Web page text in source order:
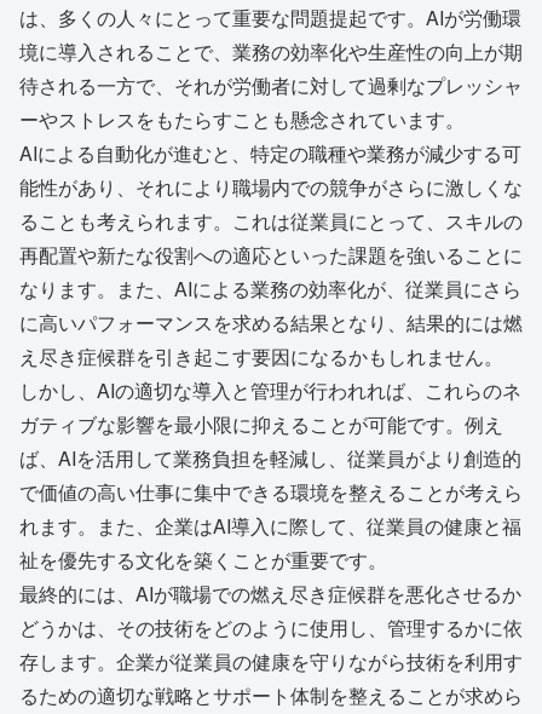
は、多くの人々にとって重要な問題提起です。AIが労働環
境に導入されることで、業務の効率化や生産性の向上が期
待される一方で、それが労働者に対して過剰なプレッシャ
ーやストレスをもたらすことも懸念されています。
AIによる自動化が進むと、特定の職種や業務が減少する可
能性があり、それにより職場内での競争がさらに激しくな
ることも考えられます。これは従業員にとって、スキルの
再配置や新たな役割への適応といった課題を強いることに
なります。また、AIによる業務の効率化が、従業員にさら
に高いパフォーマンスを求める結果となり、結果的には燃
え尽き症候群を引き起こす要因になるかもしれません。
しかし、AIの適切な導入と管理が行われれば、これらのネ
ガティブな影響を最小限に抑えることが可能です。例え
ば、AIを活用して業務負担を軽減し、従業員がより創造的
で価値の高い仕事に集中できる環境を整えることが考えら
れます。また、企業はAI導入に際して、従業員の健康と福
祉を優先する文化を築くことが重要です。
最終的には、AIが職場での燃え尽き症候群を悪化させるか
どうかは、その技術をどのように使用し、管理するかに依
存します。企業が従業員の健康を守りながら技術を利用す
るための適切な戦略とサポート体制を整えることが求めら